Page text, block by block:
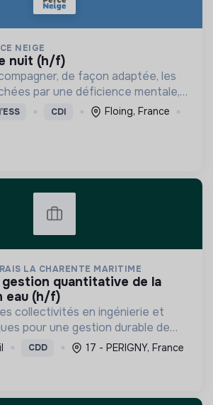
NEIGE
nuit (h/f)
de façon adaptée, les
par une déficience mentale,
ou psychique
CDI
Floing, France
LA CHARENTE MARITIME
eau (h/f)
collectivités en ingénierie et
pour une gestion durable de
inondations et préserver les
face au changement climatique.
CDD 17 - PERIGNY, France